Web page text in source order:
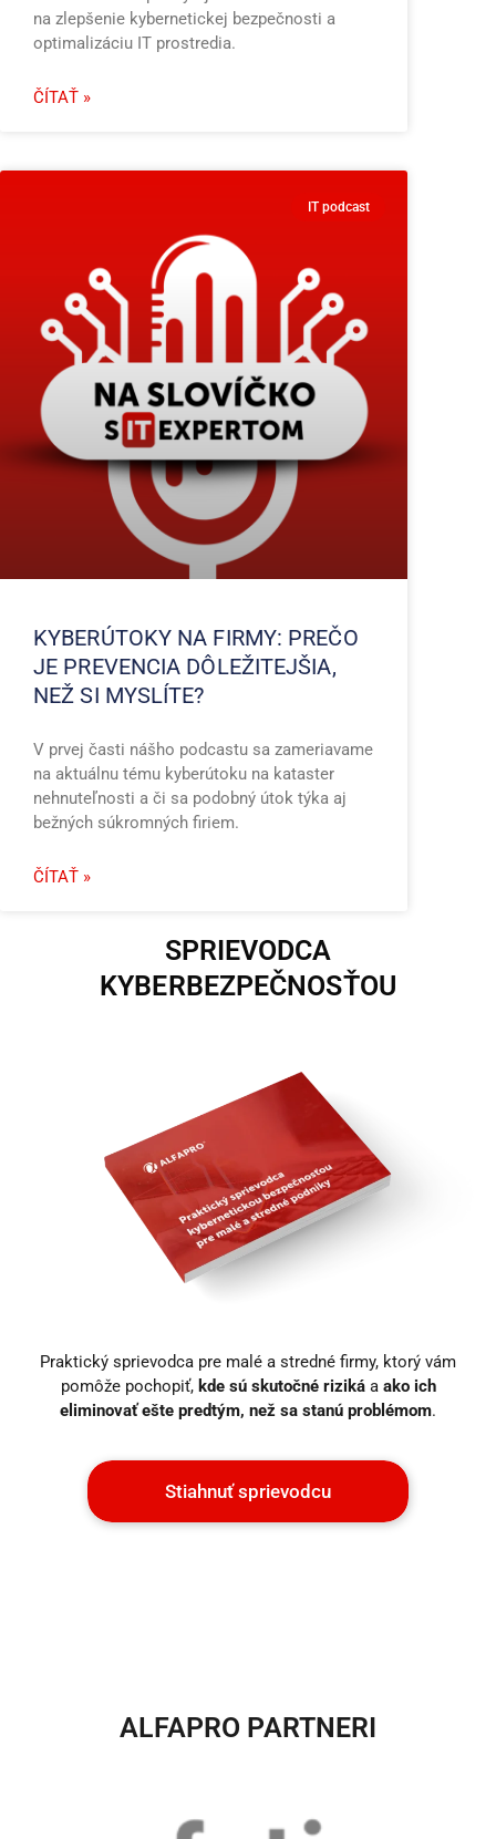
na zlepšenie kybernetickej bezpečnosti a
optimalizáciu IT prostredia.
ČÍTAŤ »
IT podcast
KYBERÚTOKY NA FIRMY: PREČO
JE PREVENCIA DÔLEŽITEJŠIA,
NEŽ SI MYSLÍTE?
V prvej časti nášho podcastu sa zameriavame
na aktuálnu tému kyberútoku na kataster
nehnuteľnosti a či sa podobný útok týka aj
bežných súkromných firiem.
ČÍTAŤ »
SPRIEVODCA
KYBERBEZPEČNOSŤOU
Praktický sprievodca pre malé a stredné firmy, ktorý vám
pomôže pochopiť, kde sú skutočné rizikáa ako ich
eliminovať ešte predtým, než sa stanú problémom.
Stiahnuť sprievodcu
ALFAPRO PARTNERI​